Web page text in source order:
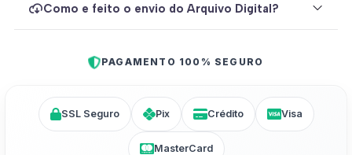
Como e feito o envio do Arquivo Digital?
PAGAMENTO 100% SEGURO
SSL Seguro Pix Crédito Visa
MasterCard